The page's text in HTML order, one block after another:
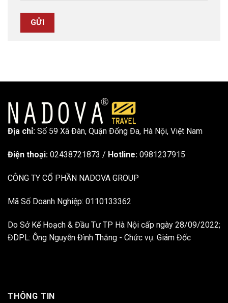
Địa chỉ: Số 59 Xã Đàn, Quận Đống Đa, ​​Hà Nội, Việt Nam
Điện thoại: 02438721873 / Hotline: 0981237915
CÔNG TY CỔ PHẦN NADOVA GROUP
Mã Số Doanh Nghiệp: 0110133362
Do Sở Kế Hoạch & Đầu Tư TP Hà Nội cấp ngày 28/09/2022;
ĐDPL: Ông Nguyễn Đình Thắng - Chức vụ: Giám Đốc
THÔNG TIN